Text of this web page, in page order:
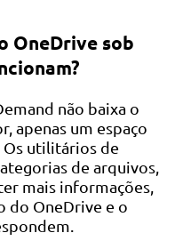
OneDrive sob
não baixa o
apenas um espaço
Os utilitários de
de arquivos,
mais informações,
do OneDrive e o